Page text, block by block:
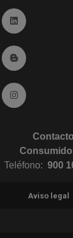
Ir a Linkedin
Ir al Blog
Ir a Instagram
Contacto
Teléfono: 900
Aviso legal